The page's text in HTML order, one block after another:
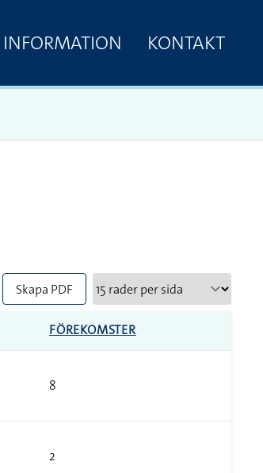
INFORMATION KONTAKT
Skapa PDF
FÖREKOMSTER
8
2